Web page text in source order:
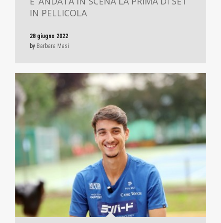
IN PELLICOLA
28 giugno 2022
by Barbara Masi